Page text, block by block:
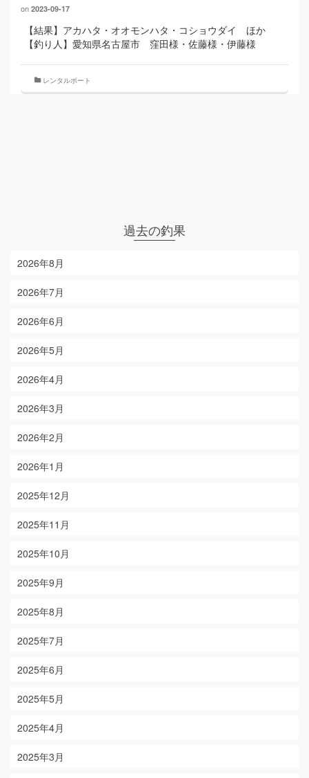
on 2023-09-17
【結果】アカハタ・オオモンハタ・コショウダイ ほか
【釣り人】愛知県名古屋市 窪田様・佐藤様・伊藤様
レンタルボート
過去の釣果
2026年8月
2026年7月
2026年6月
2026年5月
2026年4月
2026年3月
2026年2月
2026年1月
2025年12月
2025年11月
2025年10月
2025年9月
2025年8月
2025年7月
2025年6月
2025年5月
2025年4月
2025年3月